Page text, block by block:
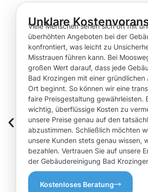
Unklare
Viele Menschen sehen sich oft mit
überhöhten Angeboten bei der
konfrontiert, was leicht zu
Misstrauen führen kann. Bei
großen Wert darauf, dass jede
Bad Krozingen mit einer gründlichen
Ort beginnt. So können wir eine
faire Preisgestaltung gewährleisten.
wichtig, überflüssige Kosten zu
unsere Preise genau auf den
abzustimmen. Schließlich möchten
unsere Kunden stets genau wissen,
bezahlen. Vertrauen Sie auf unsere
der Gebäudereinigung Bad
Kostenloses Beratung